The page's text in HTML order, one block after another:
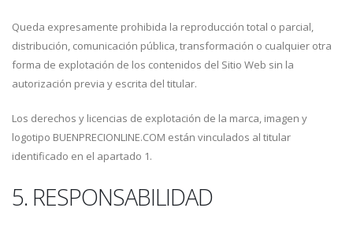
Queda expresamente prohibida la reproducción total o parcial,
distribución, comunicación pública, transformación o cualquier otra
forma de explotación de los contenidos del Sitio Web sin la
autorización previa y escrita del titular.
Los derechos y licencias de explotación de la marca, imagen y
logotipo BUENPRECIONLINE.COM están vinculados al titular
identificado en el apartado 1.
5. RESPONSABILIDAD